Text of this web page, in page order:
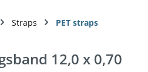
Straps PET straps
12,0 x 0,70